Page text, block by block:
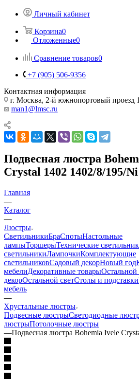
Личный кабинет
Корзина0
Отложенные0
Сравнение товаров0
+7 (905) 506-9356
Контактная информация
г. Москва, 2-й южнопортовый проезд
man1@lmsc.ru
Подвесная люстра
Crystal 1402 1402/8/195/Ni
Главная
—
Каталог
—
Люстры
СветильникиБраСпотыНастольные
лампыТоршерыТехнические
светильникиЛампочкиКомплектующие
светильниковСадовый декорНовый год
мебелиДекоративные товарыОстальной
декорОстальной светСтолы и подставки
мебель
—
Хрустальные люстры
Подвесные люстрыСветодиодные
люстрыПотолочные люстры
—Подвесная люстра Bohemia Ivele